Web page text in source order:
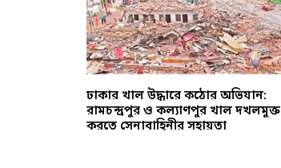
ঢাকার খাল উদ্ধারে কঠোর অভিযান:
রামচন্দ্রপুর ও কল্যাণপুর খাল দখলমুক্ত
করতে সেনাবাহিনীর সহায়তা